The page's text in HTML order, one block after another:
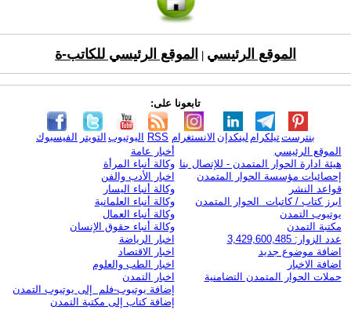
الموقع الرئيسي الموقع الرئيسي للكاتب-ة
تابعونا على:
الفيسبوك التويتر اليوتيوب RSS الانستغرام لينكدإن تيلكرامبنترست
الموقع الرئيسي
هيئة ادارة الحوار المتمدن - للإتصال بنا
إحصائيات مؤسسة الحوار المتمدن
قواعد النشر
ابرز كتاب / كاتبات الحوار المتمدن
يوتيوب التمدن
مكتبة التمدن
عدد الزوار: 3,429,600,485
اضافة موضوع جديد
اضافة الاخبار
حملات الحوار المتمدن التضامنية
أخبار عامة
وكالة أنباء المرأة
اخبار الأدب والفن
وكالة أنباء اليسار
وكالة أنباء العلمانية
وكالة أنباء العمال
وكالة أنباء حقوق الإنسان
اخبار الرياضة
اخبار الاقتصاد
اخبار الطب والعلوم
اخبار التمدن
إضافة يوتيوب-فلم إلى يوتيوب التمدن
إضافة كتاب إلى مكتبة التمدن